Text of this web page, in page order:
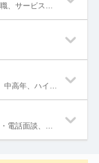
商品・営業・経営企画、新規事業開発、管理職、MD、バイヤー、店舗開発など